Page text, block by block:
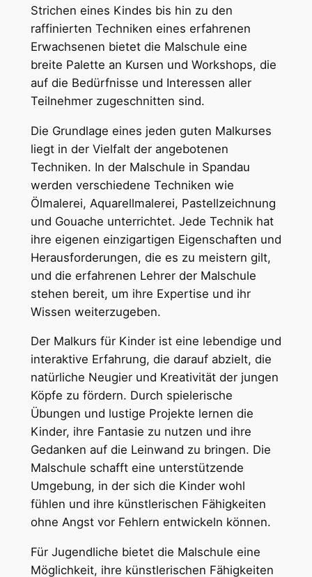
Strichen eines Kindes bis hin zu den
raffinierten Techniken eines erfahrenen
Erwachsenen bietet die Malschule eine
breite Palette an Kursen und Workshops, die
auf die Bedürfnisse und Interessen aller
Teilnehmer zugeschnitten sind.
Die Grundlage eines jeden guten Malkurses
liegt in der Vielfalt der angebotenen
Techniken. In der Malschule in Spandau
werden verschiedene Techniken wie
Ölmalerei, Aquarellmalerei, Pastellzeichnung
und Gouache unterrichtet. Jede Technik hat
ihre eigenen einzigartigen Eigenschaften und
Herausforderungen, die es zu meistern gilt,
und die erfahrenen Lehrer der Malschule
stehen bereit, um ihre Expertise und ihr
Wissen weiterzugeben.
Der Malkurs für Kinder ist eine lebendige und
interaktive Erfahrung, die darauf abzielt, die
natürliche Neugier und Kreativität der jungen
Köpfe zu fördern. Durch spielerische
Übungen und lustige Projekte lernen die
Kinder, ihre Fantasie zu nutzen und ihre
Gedanken auf die Leinwand zu bringen. Die
Malschule schafft eine unterstützende
Umgebung, in der sich die Kinder wohl
fühlen und ihre künstlerischen Fähigkeiten
ohne Angst vor Fehlern entwickeln können.
Für Jugendliche bietet die Malschule eine
Möglichkeit, ihre künstlerischen Fähigkeiten